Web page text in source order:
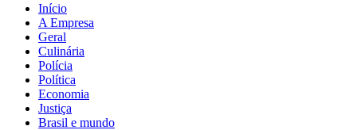
Início
A Empresa
Geral
Culinária
Polícia
Política
Economia
Justiça
Brasil e mundo